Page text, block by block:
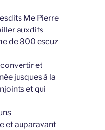
Me Pierre
auxdits
de 800 escuz
et
jusques à la
et qui
et auparavant